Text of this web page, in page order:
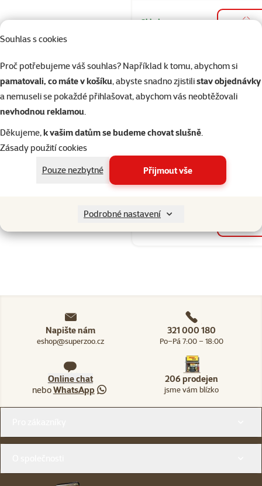
Souhlas s cookies
Proč potřebujeme váš souhlas? Například k tomu, abychom si
pamatovali, co máte v košíku, abyste snadno zjistilistav objednávky
a nemuseli se pokaždé přihlašovat, abychom vás neobtěžovali
nevhodnou reklamou.
Děkujeme,k vašim datům se budeme chovat slušně.
Zásady použití cookies
Pouze nezbytné
Přijmout vše
Podrobné nastavení
Skladem do
Kočkolit Ever
Clean
Hodnocení
419 Kč
💥 Výprodej
do
Napište nám
eshop@superzoo.cz
321 000 180
Po–Pá 7:00 – 18:00
Online chat
neboWhatsApp
206 prodejen
jsme vám blízko